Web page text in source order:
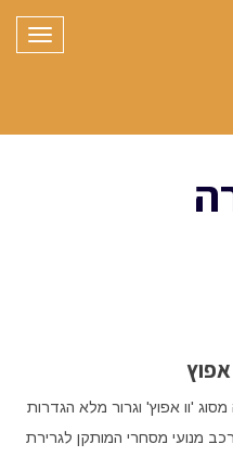
אפוץ
'וו אפוץ' וגרור מלא הגדרות
תקנה 1): גורר – רכב מנועי מסחרי המותקן לגרירת